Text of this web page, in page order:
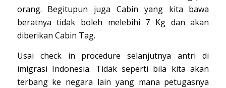
orang. Begitupun juga Cabin yang kita bawa
beratnya tidak boleh melebihi 7 Kg dan akan
diberikan Cabin Tag.
Usai check in procedure selanjutnya antri di
imigrasi Indonesia. Tidak seperti bila kita akan
terbang ke negara lain yang mana petugasnya